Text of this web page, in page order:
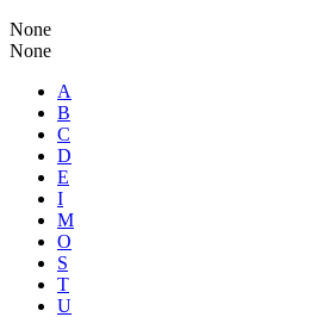
None
None
A
B
C
D
E
I
M
O
S
T
U